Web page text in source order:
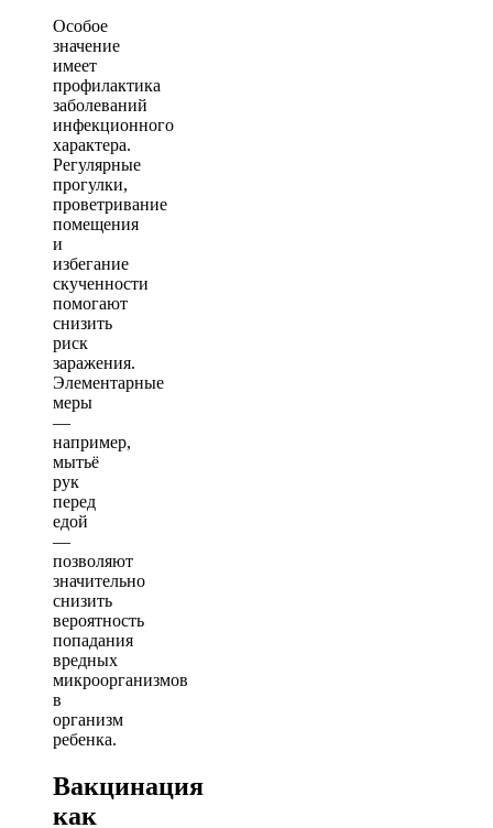
Особое
значение
имеет
профилактика
заболеваний
инфекционного
характера.
Регулярные
прогулки,
проветривание
помещения
и
избегание
скученности
помогают
снизить
риск
заражения.
Элементарные
меры
—
например,
мытьё
рук
перед
едой
—
позволяют
значительно
снизить
вероятность
попадания
вредных
микроорганизмов
в
организм
ребенка.
Вакцинация
как